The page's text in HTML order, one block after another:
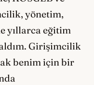
yönetim,
yıllarca eğitim
Girişimcilik
benim için bir